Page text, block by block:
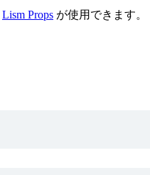
Lism Props が使用できます。